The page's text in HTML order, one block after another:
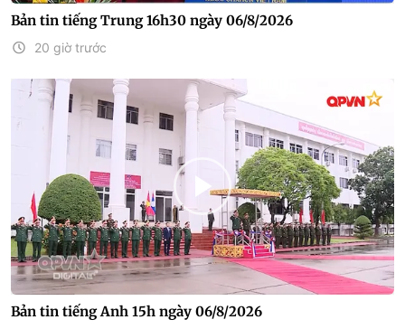
Bản tin tiếng Trung 16h30 ngày 06/8/2026
20 giờ trước
Bản tin tiếng Anh 15h ngày 06/8/2026